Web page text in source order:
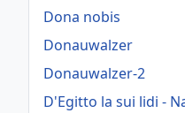
Dona nobis
Donauwalzer
Donauwalzer-2
D'Egitto la sui lidi -